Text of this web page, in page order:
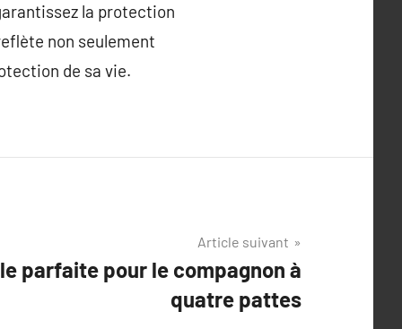
la protection
non seulement
de sa vie.
Article suivant
parfaite pour le compagnon à
quatre pattes